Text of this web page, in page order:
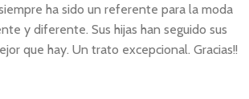
ha sido un referente para la moda
y diferente. Sus hijas han seguido sus
que hay. Un trato excepcional. Gracias!!